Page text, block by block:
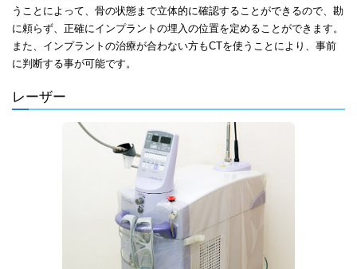
うことによって、骨の状態まで立体的に確認することができるので、勘
に頼らず、正確にインプラントの埋入の位置を定めることができます。
また、インプラントの治療が合わない方もCTを使うことにより、事前
に判断する事が可能です。
レーザー